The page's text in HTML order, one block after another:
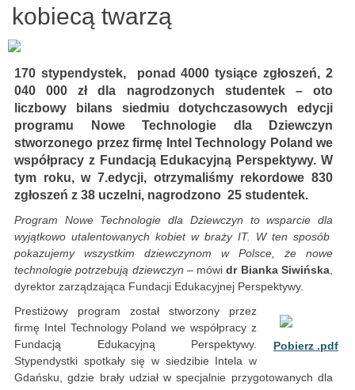
kobiecą twarzą
170 stypendystek, ponad 4000 tysiące zgłoszeń, 2
040 000 zł dla nagrodzonych studentek – oto
liczbowy bilans siedmiu dotychczasowych edycji
programu Nowe Technologie dla Dziewczyn
stworzonego przez firmę Intel Technology Poland we
współpracy z Fundacją Edukacyjną Perspektywy. W
tym roku, w 7.edycji, otrzymaliśmy rekordowe 830
zgłoszeń z 38 uczelni, nagrodzono 25 studentek.
Program Nowe Technologie dla Dziewczyn to wsparcie dla
wyjątkowo utalentowanych kobiet w braży IT. W ten sposób
pokazujemy wszystkim dziewczynom w Polsce, że nowe
technologie potrzebują dziewczyn – mówidr Bianka Siwińska,
dyrektor zarządzająca Fundacji Edukacyjnej Perspektywy.
Pobierz .pdf
Prestiżowy program został stworzony przez
firmę Intel Technology Poland we współpracy z
Fundacją Edukacyjną Perspektywy.
Stypendystki spotkały się w siedzibie Intela w
Gdańsku, gdzie brały udział w specjalnie przygotowanych dla